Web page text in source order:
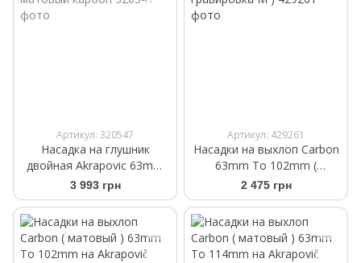
Артикул: 320547
Насадка на глушник
двойная Akrapovic 63mm
матовый карбон
3 993 грн
Артикул: 429261
Насадки на выхлоп Carbon
63mm To 102mm (
гравировка М )
2 475 грн